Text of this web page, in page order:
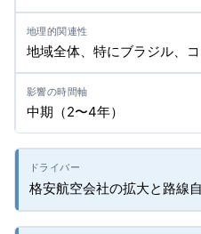
地域全体、特にブラジル、
中期（2〜4年）
格安航空会社の拡大と路線